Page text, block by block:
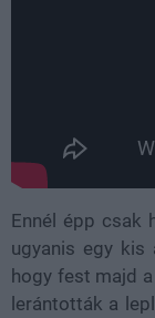
Ennél épp csak
ugyanis egy kis
hogy fest majd
lerántották a